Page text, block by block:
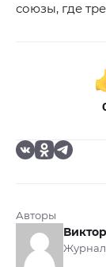
союзы, где
Авторы